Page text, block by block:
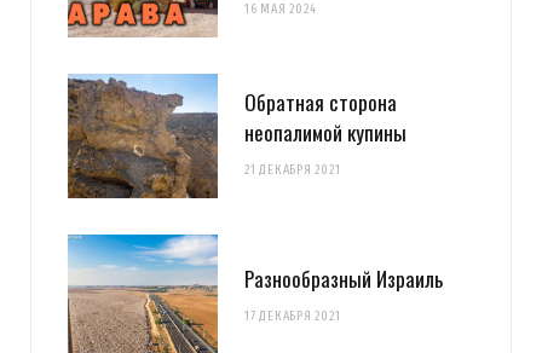
16 МАЯ 2024
Обратная сторона
неопалимой купины
21 ДЕКАБРЯ 2021
Разнообразный Израиль
17 ДЕКАБРЯ 2021